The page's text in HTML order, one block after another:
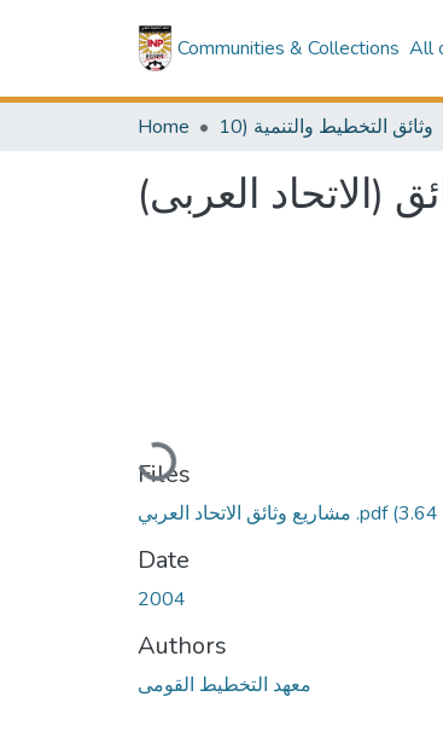
Communities & Collections All
Home 10) وثائق التخطيط والتنمية
(الاتحاد العربى
Loading...
Files
مشاريع وثائق الاتحاد العربي .pdf(3.64
Date
2004
Authors
معهد التخطيط القومى